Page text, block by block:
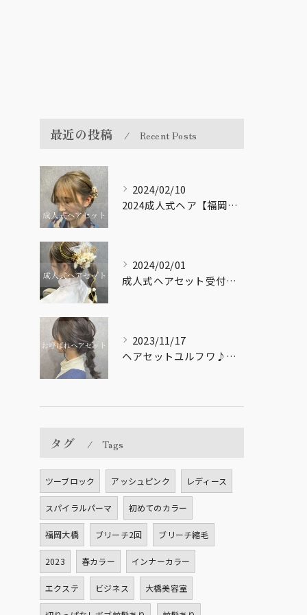
最近の投稿 Recent Posts
2024/02/10
2024成人式ヘア【福岡市南区大橋の美容室LICOL】
2024/02/01
成人式ヘアセット受付してます！【福岡市南区大橋の美容室LICOL】
2023/11/17
ヘアセットユルフワ♪【福岡市南区大橋の美容室LICOL】
タグ Tags
ツーブロック アッシュピンク レディース
スパイラルパーマ 初めてのカラー
福岡大橋 ブリーチ2回 ブリーチ縮毛
2023 春カラー インナーカラー
エクステ ビジネス 大橋美容室